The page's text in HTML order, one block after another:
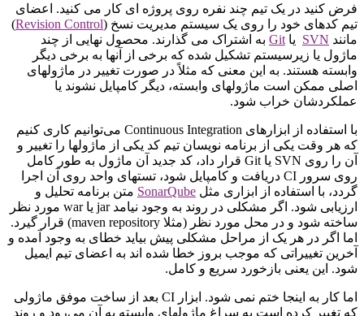
‫فرض کنید در یک تیم چند نفره روی پروژه ای کار می کنید. اعضای
تیم کدهای خود را روی یک سیستم مدیریت نسخ (Revision Control
)
مانند SVN یا Git به اشتراک می گذارند. محصول نهایی از چند
ماژول یا زیرسیستم تشکیل شده که برخی از آنها به برخی دیگر
وابسته هستند. به این معنی که مثلاً در صورت تغییر در ماژولهای
اصلی ممکن است ماژولهای وابسته، دیگر کامپایل نشوند یا
عملکردشان خراب شود.
‫با استفاده از ابزارهای Continuous Integration می‌توانیم کاری کنیم
که هر وقت یکی از برنامه نویسان تیم کد یکی از ماژولها را تغییر و
آن را روی SVN یا Git قرار داد، کد جدید آن ماژول به طور کامل
روی سرور CI دریافت و کامپایل شود، تستهای واحد روی آن اجرا
گردد، با استفاده از ابزاری مثل SonarQube متن برنامه تحلیل و
ارزیابی شود. اگر مشکلی در روند به وجود نیامد jar یا war مورد نظر
ساخته شود و در محل مورد نظر (مثلا maven repository) قرار گیرد.
اما اگر در هر یک از مراحل مشکلی پیش بیاید خطای به وجود آمده و
آخرین تغییراتی که موجب بروز خطا شده اند به اعضای تیم ایمیل
شود. این یعنی بازخورد سریع و کامل.
‫اما کار به اینجا ختم نمی شود. ابزار CI بعد از ساخت موفق ماژولی
که تغییر کرده است به سراغ ماژولهای وابسته به آن می‌رود و روند